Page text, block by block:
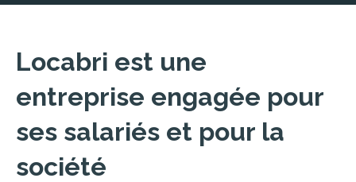
Locabri est une
entreprise engagée pour
ses salariés et pour la
société